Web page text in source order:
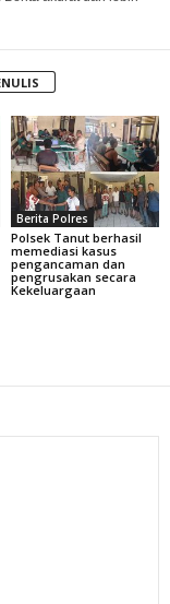
Berita Polres
Polsek Tanut berhasil
memediasi kasus
pengancaman dan
pengrusakan secara
Kekeluargaan